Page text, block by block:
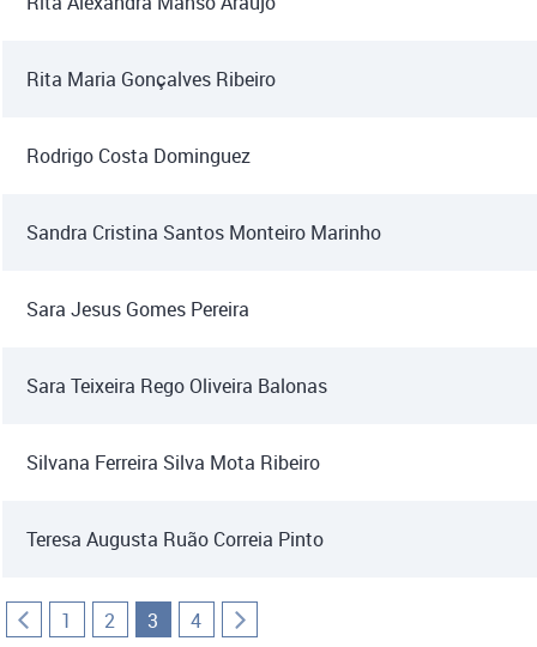
Rita Maria Gonçalves Ribeiro
Rodrigo Costa Dominguez
Sandra Cristina Santos Monteiro Marinho
Sara Jesus Gomes Pereira
Sara Teixeira Rego Oliveira Balonas
Silvana Ferreira Silva Mota Ribeiro
Teresa Augusta Ruão Correia Pinto
1 2 3 4